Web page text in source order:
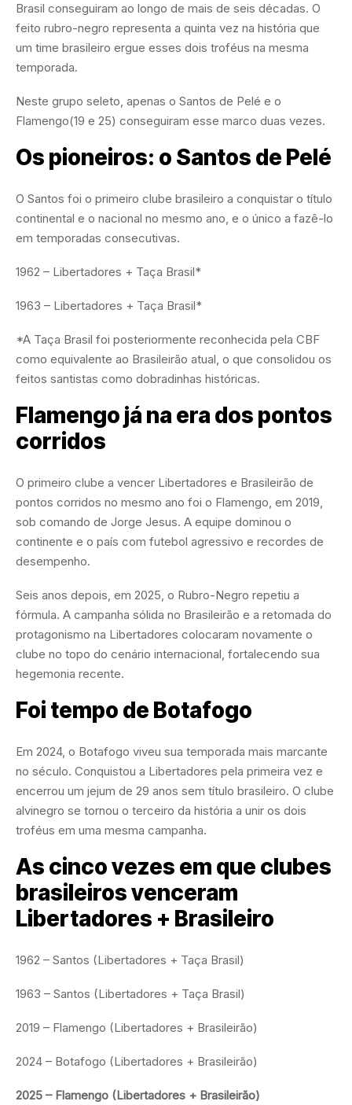
Brasil conseguiram ao longo de mais de seis décadas. O
feito rubro-negro representa a quinta vez na história que
um time brasileiro ergue esses dois troféus na mesma
temporada.
Neste grupo seleto, apenas o Santos de Pelé e o
Flamengo(19 e 25) conseguiram esse marco duas vezes.
Os pioneiros: o Santos de Pelé
O Santos foi o primeiro clube brasileiro a conquistar o título
continental e o nacional no mesmo ano, e o único a fazê-lo
em temporadas consecutivas.
1962 – Libertadores + Taça Brasil*
1963 – Libertadores + Taça Brasil*
*A Taça Brasil foi posteriormente reconhecida pela CBF
como equivalente ao Brasileirão atual, o que consolidou os
feitos santistas como dobradinhas históricas.
Flamengo já na era dos pontos
corridos
O primeiro clube a vencer Libertadores e Brasileirão de
pontos corridos no mesmo ano foi o Flamengo, em 2019,
sob comando de Jorge Jesus. A equipe dominou o
continente e o país com futebol agressivo e recordes de
desempenho.
Seis anos depois, em 2025, o Rubro-Negro repetiu a
fórmula. A campanha sólida no Brasileirão e a retomada do
protagonismo na Libertadores colocaram novamente o
clube no topo do cenário internacional, fortalecendo sua
hegemonia recente.
Foi tempo de Botafogo
Em 2024, o Botafogo viveu sua temporada mais marcante
no século. Conquistou a Libertadores pela primeira vez e
encerrou um jejum de 29 anos sem título brasileiro. O clube
alvinegro se tornou o terceiro da história a unir os dois
troféus em uma mesma campanha.
As cinco vezes em que clubes
brasileiros venceram
Libertadores + Brasileiro
1962 – Santos (Libertadores + Taça Brasil)
1963 – Santos (Libertadores + Taça Brasil)
2019 – Flamengo (Libertadores + Brasileirão)
2024 – Botafogo (Libertadores + Brasileirão)
2025 – Flamengo (Libertadores + Brasileirão)